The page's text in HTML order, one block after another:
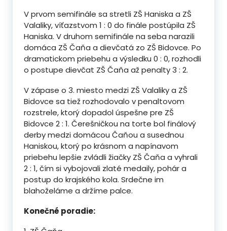
V prvom semifinále sa stretli ZŠ Haniska a ZŠ
Valaliky, víťazstvom 1 : 0 do finále postúpila ZŠ
Haniska. V druhom semifinále na seba narazili
domáca ZŠ Čaňa a dievčatá zo ZŠ Bidovce. Po
dramatickom priebehu a výsledku 0 : 0, rozhodli
o postupe dievčat ZŠ Čaňa až penalty 3 : 2.
V zápase o 3. miesto medzi ZŠ Valaliky a ZŠ
Bidovce sa tiež rozhodovalo v penaltovom
rozstrele, ktorý dopadol úspešne pre ZŠ
Bidovce 2 : 1. Čerešničkou na torte bol finálový
derby medzi domácou Čaňou a susednou
Haniskou, ktorý po krásnom a napínavom
priebehu lepšie zvládli žiačky ZŠ Čaňa a vyhrali
2 : 1, čím si vybojovali zlaté medaily, pohár a
postup do krajského kola. Srdečne im
blahoželáme a držíme palce.
Konečné poradie: